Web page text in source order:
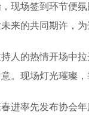
场签到环节便氛
来的共同期许，
的热情开场中拉
。现场灯光璀璨
率先发布协会年